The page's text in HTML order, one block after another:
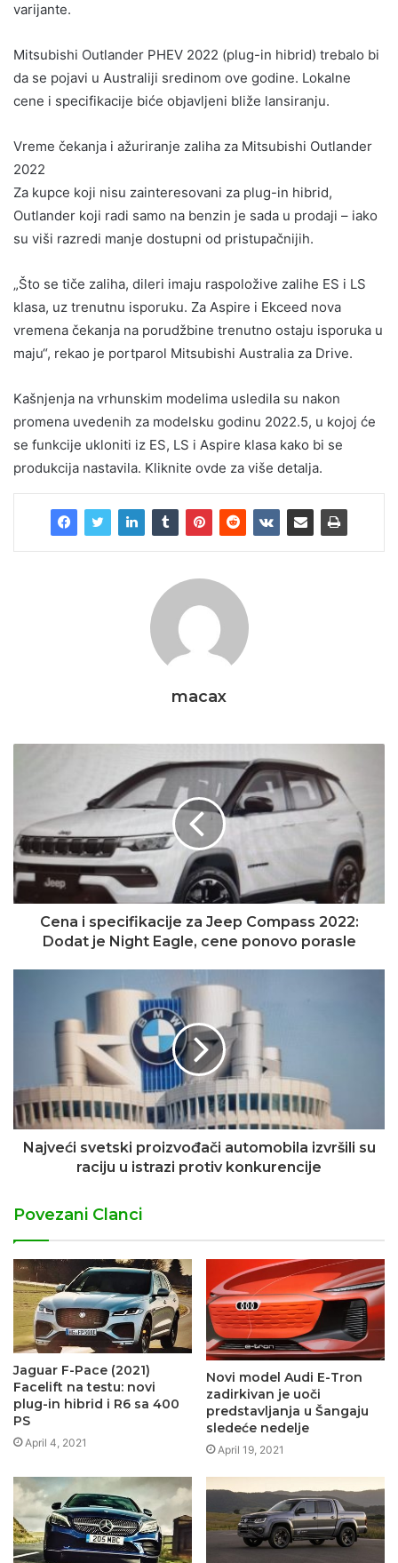
varijante.
Mitsubishi Outlander PHEV 2022 (plug-in hibrid) trebalo bi
da se pojavi u Australiji sredinom ove godine. Lokalne
cene i specifikacije biće objavljeni bliže lansiranju.
Vreme čekanja i ažuriranje zaliha za Mitsubishi Outlander
2022
Za kupce koji nisu zainteresovani za plug-in hibrid,
Outlander koji radi samo na benzin je sada u prodaji – iako
su viši razredi manje dostupni od pristupačnijih.
„Što se tiče zaliha, dileri imaju raspoložive zalihe ES i LS
klasa, uz trenutnu isporuku. Za Aspire i Ekceed nova
vremena čekanja na porudžbine trenutno ostaju isporuka u
maju“, rekao je portparol Mitsubishi Australia za Drive.
Kašnjenja na vrhunskim modelima usledila su nakon
promena uvedenih za modelsku godinu 2022.5, u kojoj će
se funkcije ukloniti iz ES, LS i Aspire klasa kako bi se
produkcija nastavila. Kliknite ovde za više detalja.
macax
Cena i specifikacije za Jeep Compass 2022:
Dodat je Night Eagle, cene ponovo porasle
Najveći svetski proizvođači automobila izvršili su
raciju u istrazi protiv konkurencije
Povezani Clanci
Jaguar F-Pace (2021)
Facelift na testu: novi
plug-in hibrid i R6 sa 400
PS
April 4, 2021
Novi model Audi E-Tron
zadirkivan je uoči
predstavljanja u Šangaju
sledeće nedelje
April 19, 2021